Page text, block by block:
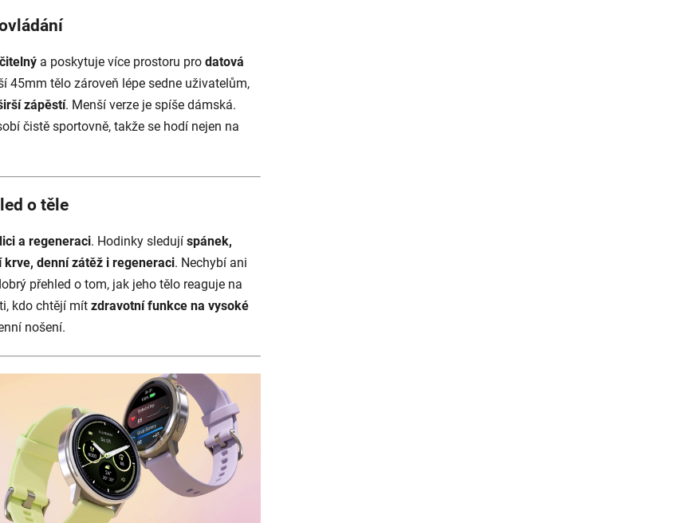
a poskytuje více prostoru pro datová
45mm tělo zároveň lépe sedne uživatelům,
zápěstí. Menší verze je spíše dámská.
čistě sportovně, takže se hodí nejen na
o těle
a regeneraci. Hodinky sledují spánek,
denní zátěž i regeneraci. Nechybí ani
přehled o tom, jak jeho tělo reaguje na
kdo chtějí mít zdravotní funkce na vysoké
nošení.